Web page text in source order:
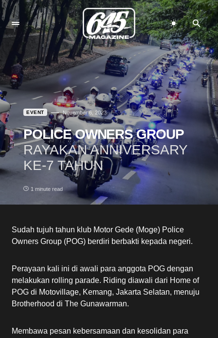
EVENT November 6, 2023
POLICE OWNERS GROUP
RAYAKAN ANNIVERSARY
KE-7 TAHUN
1 minute read
Sudah tujuh tahun klub Motor Gede (Moge) Police
Owners Group (POG) berdiri berbakti kepada negeri.
Perayaan kali ini di awali para anggota POG dengan
melakukan rolling parade. Riding diawali dari Home of
POG di Motovillage, Kemang, Jakarta Selatan, menuju
Brotherhood di The Gunawarman.
Membawa pesan kebersamaan dan kesolidan para